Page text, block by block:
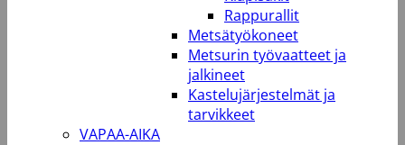
Rappurallit
Metsätyökoneet
Metsurin työvaatteet ja
jalkineet
Kastelujärjestelmät ja
tarvikkeet
VAPAA-AIKA